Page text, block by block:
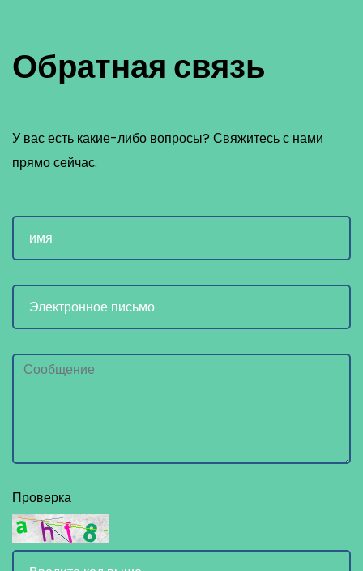
Обратная связь
У вас есть какие-либо вопросы? Свяжитесь с нами
прямо сейчас.
Проверка